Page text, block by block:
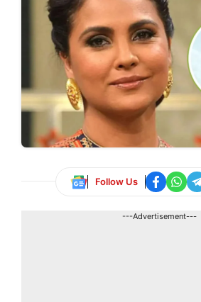
Follow Us
---Advertisement---